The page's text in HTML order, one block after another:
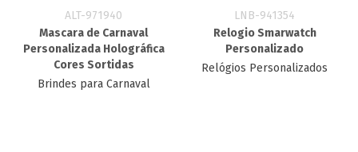
ALT-971940
Mascara de Carnaval
Personalizada Holográfica
Cores Sortidas
Brindes para Carnaval
LNB-941354
Relogio Smarwatch
Personalizado
Relógios Personalizados